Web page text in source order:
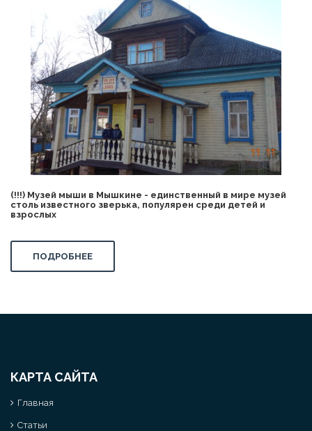
(!!!) Музей мыши в Мышкине - единственный в мире музей
столь известного зверька, популярен среди детей и
взрослых
ПОДРОБНЕЕ
КАРТА САЙТА
Главная
Статьи